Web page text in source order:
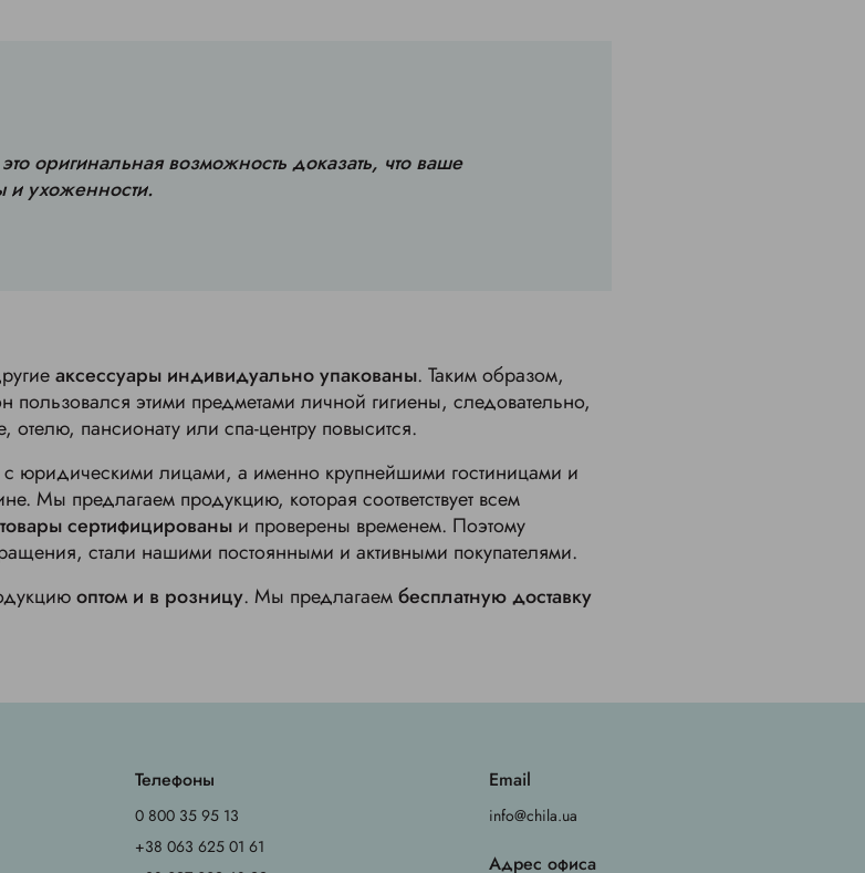
оригинальная возможность доказать, что ваше
и ухоженности.
аксессуары индивидуально упакованы. Таким образом,
пользовался этими предметами личной гигиены, следовательно,
пансионату или спа-центру повысится.
юридическими лицами, а именно крупнейшими гостиницами и
Мы предлагаем продукцию, которая соответствует всем
товары сертифицированы и проверены временем. Поэтому
стали нашими постоянными и активными покупателями.
оптом и в розницу. Мы предлагаембесплатную доставку
Телефоны
0 800 35 95 13
+38 063 625 01 61
Email
info@chila.ua
Адрес офиса